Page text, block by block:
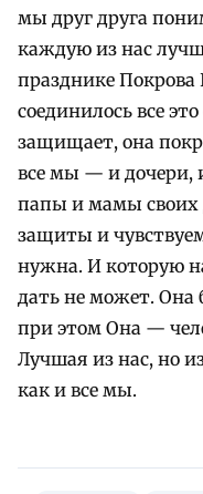
мы друг друга
каждую из нас
празднике
соединилось все
защищает, она
все мы — и дочери,
папы и мамы
защиты и
нужна. И которую
дать не может. Она
при этом Она —
Лучшая из нас, но
как и все мы.